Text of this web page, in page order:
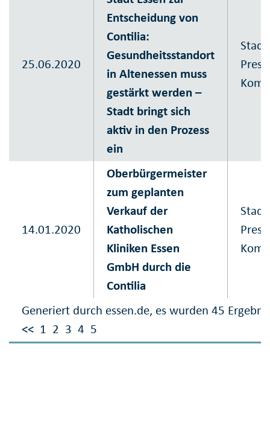
Generiert durch essen.de, es wurden 45
<< 1 2 3 4 5
25.06.2020
Entscheidung von
Contilia:
Gesundheitsstandort
in Altenessen muss
gestärkt werden –
Stadt bringt sich
aktiv in den Prozess
ein
Stadt
14.01.2020
Oberbürgermeister
zum geplanten
Verkauf der
Katholischen
Kliniken Essen
GmbH durch die
Contilia
Stadt